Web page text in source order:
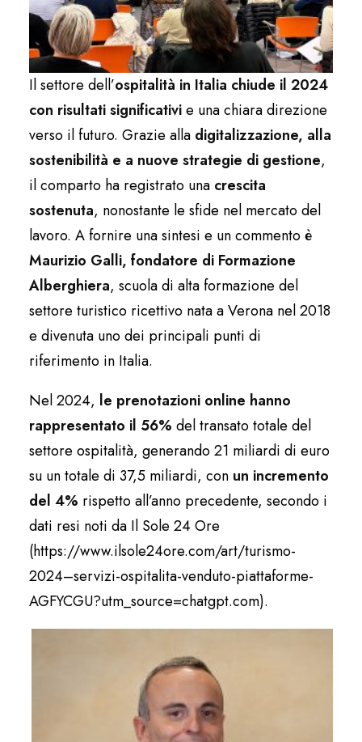
Il settore dell’ospitalità in Italia chiude il 2024
con risultati significativie una chiara direzione
verso il futuro. Grazie alla digitalizzazione, alla
sostenibilità e a nuove strategie di gestione,
il comparto ha registrato una crescita
sostenuta, nonostante le sfide nel mercato del
lavoro. A fornire una sintesi e un commento è
Maurizio Galli, fondatore di Formazione
Alberghiera, scuola di alta formazione del
settore turistico ricettivo nata a Verona nel 2018
e divenuta uno dei principali punti di
riferimento in Italia.
Nel 2024, le prenotazioni online hanno
rappresentato il 56% del transato totale del
settore ospitalità, generando 21 miliardi di euro
su un totale di 37,5 miliardi, con un incremento
del 4% rispetto all’anno precedente, secondo i
dati resi noti da Il Sole 24 Ore
(https://www.ilsole24ore.com/art/turismo-
2024–servizi-ospitalita-venduto-piattaforme-
AGFYCGU?utm_source=chatgpt.com).